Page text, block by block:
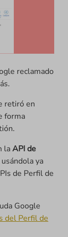
reclamado
retiró en
forma
laAPI de
ya
de Perfil de
Google
del Perfil de